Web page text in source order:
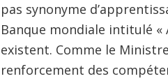
pas synonyme
Banque mondiale intitulé «
existent. Comme le
renforcement des